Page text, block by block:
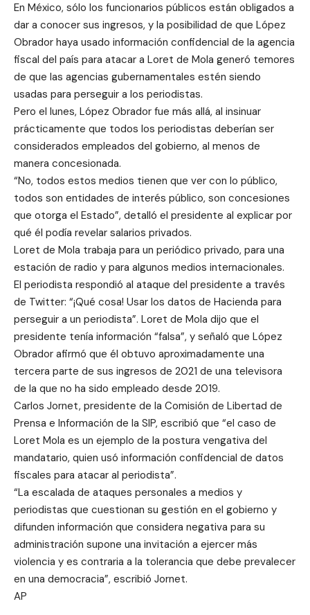
En México, sólo los funcionarios públicos están obligados a
dar a conocer sus ingresos, y la posibilidad de que López
Obrador haya usado información confidencial de la agencia
fiscal del país para atacar a Loret de Mola generó temores
de que las agencias gubernamentales estén siendo
usadas para perseguir a los periodistas.
Pero el lunes, López Obrador fue más allá, al insinuar
prácticamente que todos los periodistas deberían ser
considerados empleados del gobierno, al menos de
manera concesionada.
“No, todos estos medios tienen que ver con lo público,
todos son entidades de interés público, son concesiones
que otorga el Estado”, detalló el presidente al explicar por
qué él podía revelar salarios privados.
Loret de Mola trabaja para un periódico privado, para una
estación de radio y para algunos medios internacionales.
El periodista respondió al ataque del presidente a través
de Twitter: “¡Qué cosa! Usar los datos de Hacienda para
perseguir a un periodista”. Loret de Mola dijo que el
presidente tenía información “falsa”, y señaló que López
Obrador afirmó que él obtuvo aproximadamente una
tercera parte de sus ingresos de 2021 de una televisora
de la que no ha sido empleado desde 2019.
Carlos Jornet, presidente de la Comisión de Libertad de
Prensa e Información de la SIP, escribió que “el caso de
Loret Mola es un ejemplo de la postura vengativa del
mandatario, quien usó información confidencial de datos
fiscales para atacar al periodista”.
“La escalada de ataques personales a medios y
periodistas que cuestionan su gestión en el gobierno y
difunden información que considera negativa para su
administración supone una invitación a ejercer más
violencia y es contraria a la tolerancia que debe prevalecer
en una democracia”, escribió Jornet.
AP